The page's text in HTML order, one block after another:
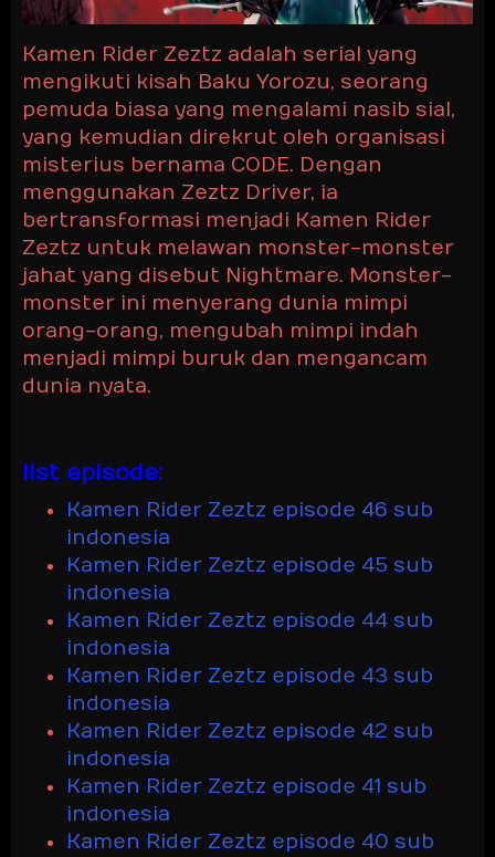
Kamen Rider Zeztz adalah serial yang
mengikuti kisah Baku Yorozu, seorang
pemuda biasa yang mengalami nasib sial,
yang kemudian direkrut oleh organisasi
misterius bernama CODE. Dengan
menggunakan Zeztz Driver, ia
bertransformasi menjadi Kamen Rider
Zeztz untuk melawan monster-monster
jahat yang disebut Nightmare. Monster-
monster ini menyerang dunia mimpi
orang-orang, mengubah mimpi indah
menjadi mimpi buruk dan mengancam
dunia nyata.
list episode:
Kamen Rider Zeztz episode 46 sub
indonesia
Kamen Rider Zeztz episode 45 sub
indonesia
Kamen Rider Zeztz episode 44 sub
indonesia
Kamen Rider Zeztz episode 43 sub
indonesia
Kamen Rider Zeztz episode 42 sub
indonesia
Kamen Rider Zeztz episode 41 sub
indonesia
Kamen Rider Zeztz episode 40 sub